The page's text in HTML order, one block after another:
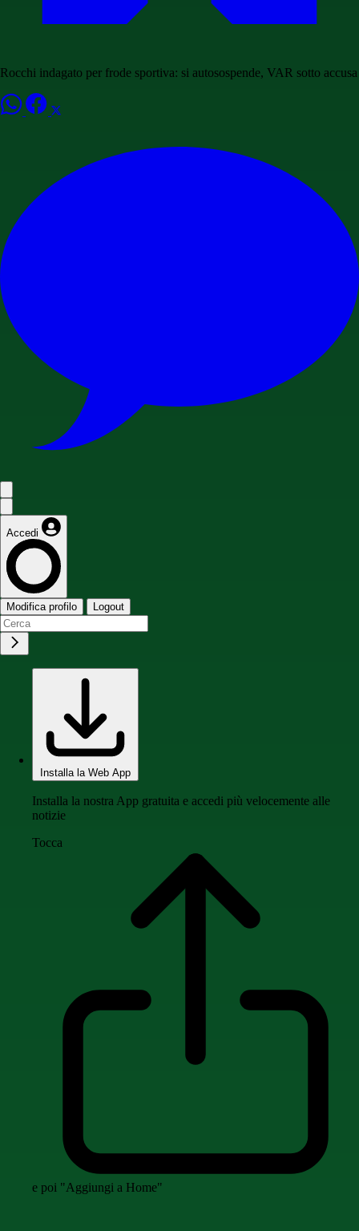
Rocchi indagato per frode sportiva: si autosospende, VAR sotto accusa
Accedi
Modifica profilo Logout
Installa la Web App
Installa la nostra App gratuita e accedi più velocemente alle
notizie
Tocca
e poi "Aggiungi a Home"